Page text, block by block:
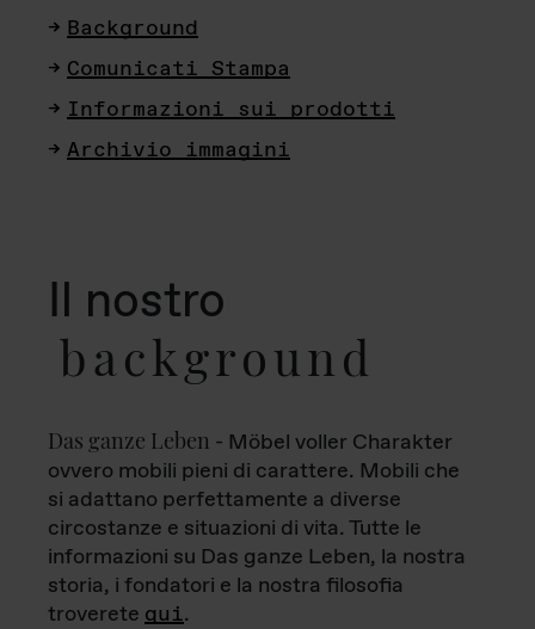
Background
Comunicati Stampa
Informazioni sui prodotti
Archivio immagini
Il nostro
background
Das ganze Leben - Möbel voller Charakter
ovvero mobili pieni di carattere. Mobili che
si adattano perfettamente a diverse
circostanze e situazioni di vita. Tutte le
informazioni su Das ganze Leben, la nostra
storia, i fondatori e la nostra filosofia
troverete qui.